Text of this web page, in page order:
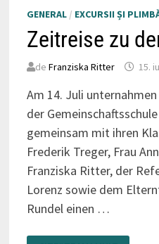
GENERAL/ EXCURSII ȘI
Zeitreise zu
de Franziska Ritter 15.
Am 14. Juli
der
gemeinsam mit ihren
Frederik Treger, Frau
Franziska Ritter, der
Lorenz sowie dem
Rundel einen …
ZEITREISE